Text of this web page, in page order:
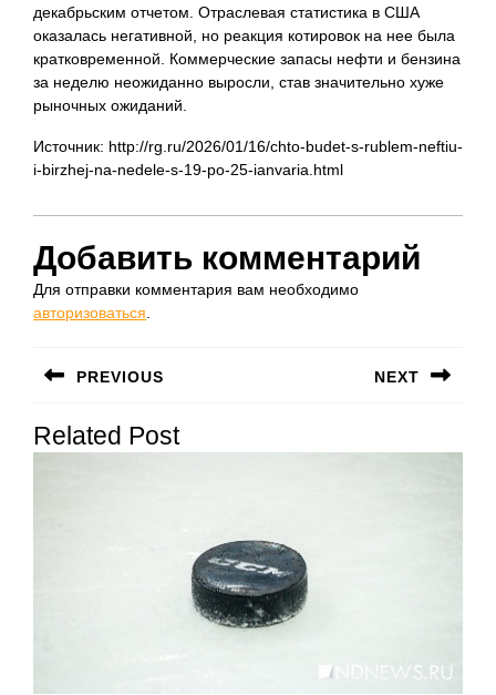
декабрьским отчетом. Отраслевая статистика в США
оказалась негативной, но реакция котировок на нее была
кратковременной. Коммерческие запасы нефти и бензина
за неделю неожиданно выросли, став значительно хуже
рыночных ожиданий.
Источник: http://rg.ru/2026/01/16/chto-budet-s-rublem-neftiu-
i-birzhej-na-nedele-s-19-po-25-ianvaria.html
Добавить комментарий
Для отправки комментария вам необходимо
авторизоваться.
по
записям
PREVIOUS
запись:
NEXT
запись:
Related Post